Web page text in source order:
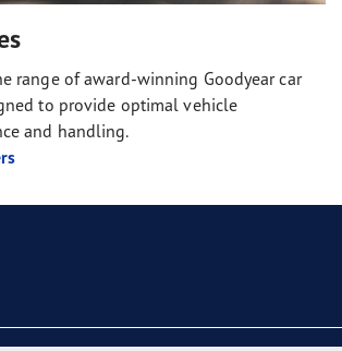
range of award-winning Goodyear car
to provide optimal vehicle
and handling.